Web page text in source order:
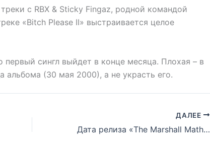
с RBX & Sticky Fingaz, родной командой
«Bitch Please II» выстраивается целое
сингл выйдет в конце месяца. Плохая – в
(30 мая 2000), а не украсть его.
ДАЛЕЕ
Дата релиза «The Marshall Mathers LP» перенесена на 23 мая 2000 года